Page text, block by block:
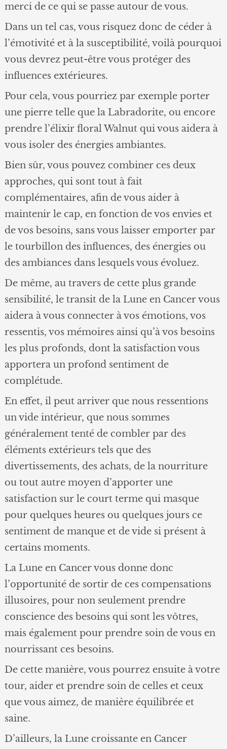
merci de ce qui se passe autour de vous.
Dans un tel cas, vous risquez donc de céder à
l’émotivité et à la susceptibilité, voilà pourquoi
vous devrez peut-être vous protéger des
influences extérieures.
Pour cela, vous pourriez par exemple porter
une pierre telle que la Labradorite, ou encore
prendre l’élixir floral Walnut qui vous aidera à
vous isoler des énergies ambiantes.
Bien sûr, vous pouvez combiner ces deux
approches, qui sont tout à fait
complémentaires, afin de vous aider à
maintenir le cap, en fonction de vos envies et
de vos besoins, sans vous laisser emporter par
le tourbillon des influences, des énergies ou
des ambiances dans lesquels vous évoluez.
De même, au travers de cette plus grande
sensibilité, le transit de la Lune en Cancer vous
aidera à vous connecter à vos émotions, vos
ressentis, vos mémoires ainsi qu’à vos besoins
les plus profonds, dont la satisfaction vous
apportera un profond sentiment de
complétude.
En effet, il peut arriver que nous ressentions
un vide intérieur, que nous sommes
généralement tenté de combler par des
éléments extérieurs tels que des
divertissements, des achats, de la nourriture
ou tout autre moyen d’apporter une
satisfaction sur le court terme qui masque
pour quelques heures ou quelques jours ce
sentiment de manque et de vide si présent à
certains moments.
La Lune en Cancer vous donne donc
l’opportunité de sortir de ces compensations
illusoires, pour non seulement prendre
conscience des besoins qui sont les vôtres,
mais également pour prendre soin de vous en
nourrissant ces besoins.
De cette manière, vous pourrez ensuite à votre
tour, aider et prendre soin de celles et ceux
que vous aimez, de manière équilibrée et
saine.
D’ailleurs, la Lune croissante en Cancer